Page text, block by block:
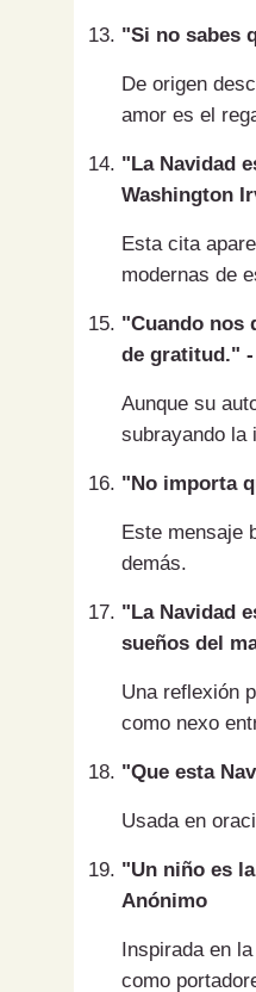
"Si no sabes
De origen
amor es el
"La Navidad
Washington
Esta cita
modernas de
"Cuando nos
de gratitud."
Aunque su
subrayando la
"No importa
Este mensaje
demás.
"La Navidad
sueños del
Una reflexión
como nexo
"Que esta
Usada en
"Un niño es
Anónimo
Inspirada en
como